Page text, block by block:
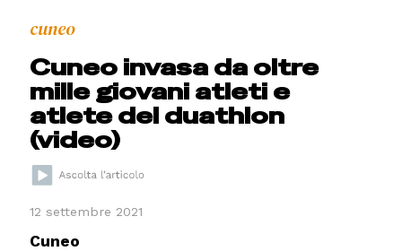
cuneo
Cuneo invasa da oltre
mille giovani atleti e
atlete del duathlon
(video)
12 settembre 2021
Cuneo